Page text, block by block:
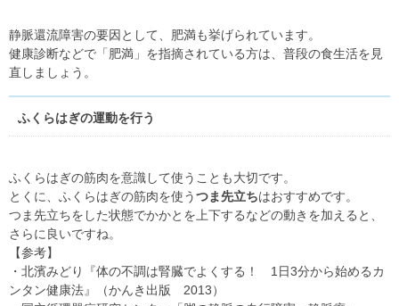
静脈還流障害の要因として、肥満も挙げられています。
健康診断などで「肥満」を指摘されている方は、普段の食生活を見
直しましょう。
ふくらはぎの運動を行う
ふくらはぎの筋肉を意識して使うことも大切です。
とくに、ふくらはぎの筋肉を使うつま先立ちはおすすめです。
つま先立ちをした状態でかかとを上下するなどの動きを加えると、
さらに良いですね。
【参考】
・北濱みどり『体の不調は腎臓でよくする！ 1日3分から始めるカ
ンタン健康法』（かんき出版 2013）